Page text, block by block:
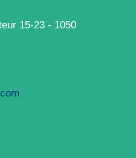
15-23 - 1050